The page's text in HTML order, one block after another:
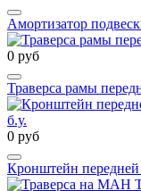
Амортизатор
0 руб
Траверса рамы
0 руб
Кронштейн